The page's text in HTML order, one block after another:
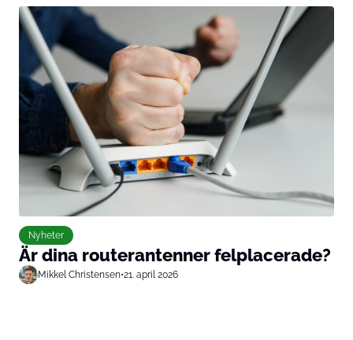
Nyheter
Är dina routerantenner felplacerade?
Mikkel Christensen•21. april 2026